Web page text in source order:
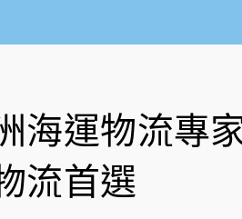
海運物流專
流首選